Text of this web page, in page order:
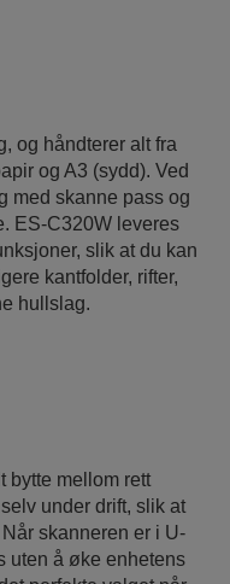
og håndterer alt fra
og A3 (sydd). Ved
med skanne pass og
ES-C320W leveres
slik at du kan
kantfolder, rifter,
hullslag.
bytte mellom rett
under drift, slik at
skanneren er i U-
uten å øke enhetens